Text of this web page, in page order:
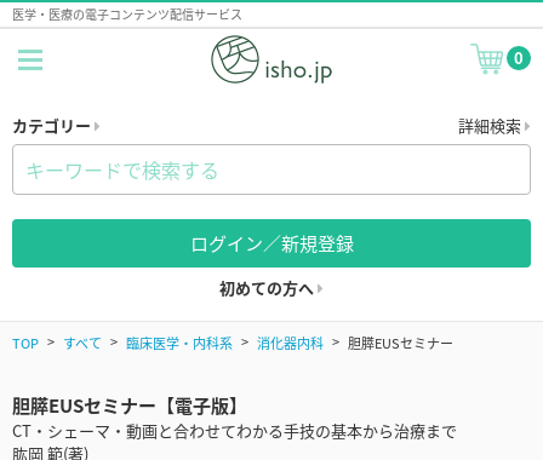
医学・医療の電子コンテンツ配信サービス
0
カテゴリー 詳細検索
ログイン／新規登録
初めての方へ
TOP すべて 臨床医学・内科系 消化器内科 胆膵EUSセミナー
胆膵EUSセミナー【電子版】
CT・シェーマ・動画と合わせてわかる手技の基本から治療まで
肱岡 範(著)